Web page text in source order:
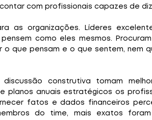
com profissionais capazes de
as organizações. Líderes
como eles mesmos.
o que pensam e o que sentem, nem
construtiva tomam
planos anuais estratégicos os
fatos e dados financeiros
do time, mais exatos